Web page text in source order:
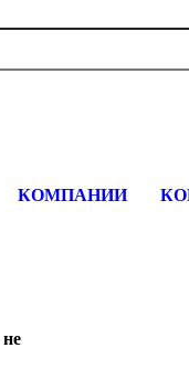
КОМПАНИИ
не